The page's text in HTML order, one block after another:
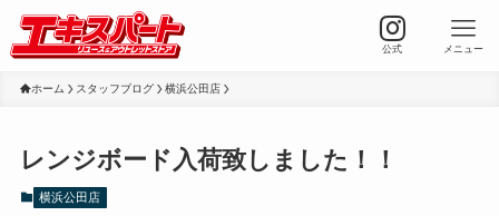
公式 メニュー
ホーム スタッフブログ 横浜公田店
レンジボード入荷致しました！！
横浜公田店